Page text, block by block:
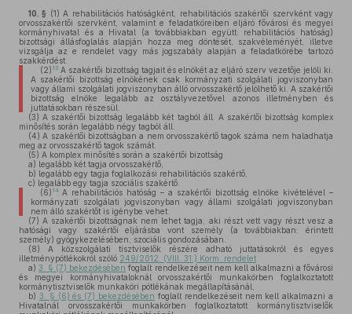
10. § (1) A rehabilitációs hatóságként, rehabilitációs szakértői szervként vagy
orvosszakértői szervként, valamint e feladatköreiben eljáró fővárosi és megyei
kormányhivatal és a Hivatal (a továbbiakban együtt: rehabilitációs hatóság)
bizottsági állásfoglalás alapján hozza meg döntését, szakvéleményét, illetve
vizsgálja az e rendelet vagy más jogszabály alapján a feladatkörébe tartozó
szakkérdést.
(2) 13A szakértői bizottság tagjait és elnökét az eljáró szerv vezetője jelöli ki.
A szakértői bizottság elnökének csak kormányzati szolgálati jogviszonyban
vagy állami szolgálati jogviszonyban álló orvosszakértő jelölhető ki. A szakértői
bizottság elnöke legalább az osztályvezetővel azonos illetményben és
juttatásokban részesül.
(3) A szakértői bizottság legalább két tagból áll. A szakértői bizottság komplex
minősítés során legalább négy tagból áll.
(4) A szakértői bizottságban a nem orvosszakértő tagok száma nem haladhatja
meg az orvosszakértő tagok számát.
(5) A komplex minősítés során a szakértői bizottság
a) legalább két tagja orvosszakértő,
b) legalább egy tagja foglalkozási rehabilitációs szakértő,
c) legalább egy tagja szociális szakértő.
(6) 14A rehabilitációs hatóság – a szakértői bizottság elnöke kivételével –
kormányzati szolgálati jogviszonyban vagy állami szolgálati jogviszonyban
nem álló szakértőt is igénybe vehet.
(7) A szakértői bizottságnak nem lehet tagja, aki részt vett vagy részt vesz a
hatósági vagy szakértői eljárásba vont személy (a továbbiakban: érintett
személy) gyógykezelésében, szociális gondozásában.
(8) A közszolgálati tisztviselők részére adható juttatásokról és egyes
illetménypótlékokról szóló 249/2012. (VIII. 31.) Korm. rendelet
a) 3. § (7) bekezdésében foglalt rendelkezéseit nem kell alkalmazni a fővárosi
és megyei kormányhivataloknál orvosszakértői munkakörben foglalkoztatott
kormánytisztviselők munkaköri pótlékának megállapításánál,
b) 3. § (6) és (7) bekezdésében foglalt rendelkezéseit nem kell alkalmazni a
Hivatalnál orvosszakértői munkakörben foglalkoztatott kormánytisztviselők